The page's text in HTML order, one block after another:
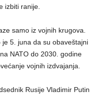
izbiti ranije.
samo iz vojnih krugova.
5. juna da su obaveštajni
NATO do 2030. godine
vojnih izdvajanja.
Rusije Vladimir Putin